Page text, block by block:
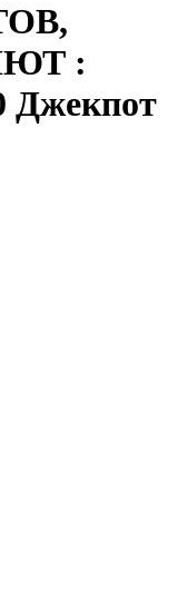
:
Джекпот